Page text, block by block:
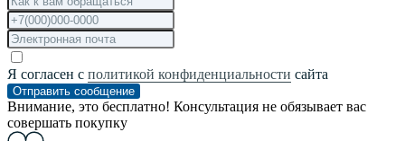
Я согласен с политикой конфиденциальности сайта
Отправить сообщение
Внимание, это бесплатно! Консультация не обязывает вас
совершать покупку